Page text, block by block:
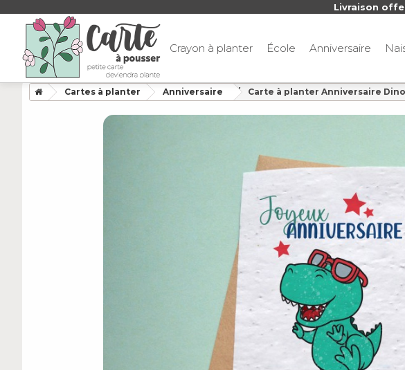
Livraison
Crayon à planter École Anniversaire
Cartes à planter Anniversaire Carte à planter Anniversaire